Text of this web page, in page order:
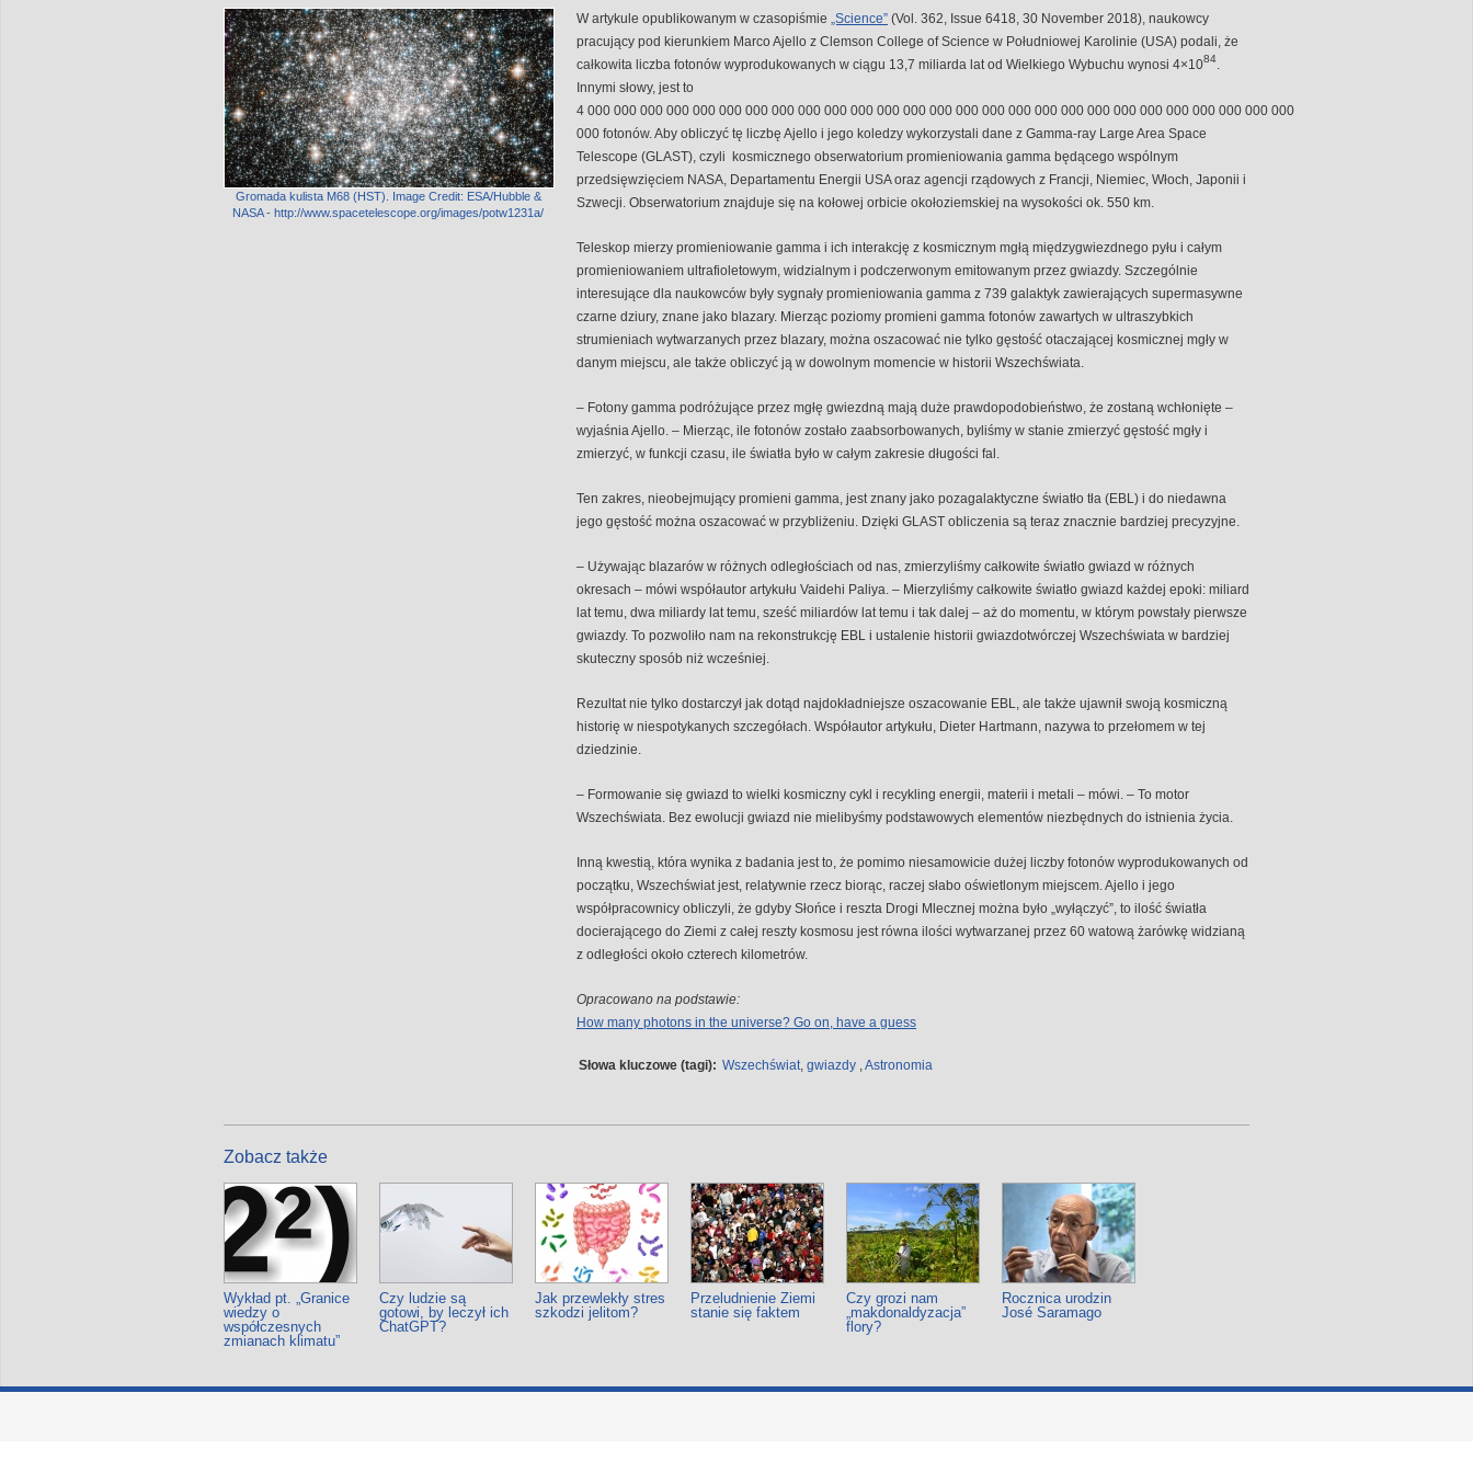
W artykule opublikowanym w czasopiśmie „Science” (Vol. 362, Issue 6418, 30 November 2018), naukowcy
pracujący pod kierunkiem Marco Ajello z Clemson College of Science w Południowej Karolinie (USA) podali, że
całkowita liczba fotonów wyprodukowanych w ciągu 13,7 miliarda lat od Wielkiego Wybuchu wynosi 4×1084
Innymi słowy, jest to
4 000 000 000 000 000 000 000 000 000 000 000 000 000 000 000 000 000 000 000 000 000 000 000 000 000 000 000
000 fotonów. Aby obliczyć tę liczbę Ajello i jego koledzy wykorzystali dane z Gamma-ray Large Area Space
Telescope (GLAST), czyli kosmicznego obserwatorium promieniowania gamma będącego wspólnym
przedsięwzięciem NASA, Departamentu Energii USA oraz agencji rządowych z Francji, Niemiec, Włoch, Japonii i
Szwecji. Obserwatorium znajduje się na kołowej orbicie okołoziemskiej na wysokości ok. 550 km.
Teleskop mierzy promieniowanie gamma i ich interakcję z kosmicznym mgłą międzygwiezdnego pyłu i całym
promieniowaniem ultrafioletowym, widzialnym i podczerwonym emitowanym przez gwiazdy. Szczególnie
interesujące dla naukowców były sygnały promieniowania gamma z 739 galaktyk zawierających supermasywne
czarne dziury, znane jako blazary. Mierząc poziomy promieni gamma fotonów zawartych w ultraszybkich
strumieniach wytwarzanych przez blazary, można oszacować nie tylko gęstość otaczającej kosmicznej mgły w
danym miejscu, ale także obliczyć ją w dowolnym momencie w historii Wszechświata.
– Fotony gamma podróżujące przez mgłę gwiezdną mają duże prawdopodobieństwo, że zostaną wchłonięte –
wyjaśnia Ajello. – Mierząc, ile fotonów zostało zaabsorbowanych, byliśmy w stanie zmierzyć gęstość mgły i
zmierzyć, w funkcji czasu, ile światła było w całym zakresie długości fal.
Ten zakres, nieobejmujący promieni gamma, jest znany jako pozagalaktyczne światło tła (EBL) i do niedawna
jego gęstość można oszacować w przybliżeniu. Dzięki GLAST obliczenia są teraz znacznie bardziej precyzyjne.
– Używając blazarów w różnych odległościach od nas, zmierzyliśmy całkowite światło gwiazd w różnych
okresach – mówi współautor artykułu Vaidehi Paliya. – Mierzyliśmy całkowite światło gwiazd każdej epoki: miliard
lat temu, dwa miliardy lat temu, sześć miliardów lat temu i tak dalej – aż do momentu, w którym powstały pierwsze
gwiazdy. To pozwoliło nam na rekonstrukcję EBL i ustalenie historii gwiazdotwórczej Wszechświata w bardziej
skuteczny sposób niż wcześniej.
Rezultat nie tylko dostarczył jak dotąd najdokładniejsze oszacowanie EBL, ale także ujawnił swoją kosmiczną
historię w niespotykanych szczegółach. Współautor artykułu, Dieter Hartmann, nazywa to przełomem w tej
dziedzinie.
– Formowanie się gwiazd to wielki kosmiczny cykl i recykling energii, materii i metali – mówi. – To motor
Wszechświata. Bez ewolucji gwiazd nie mielibyśmy podstawowych elementów niezbędnych do istnienia życia.
Inną kwestią, która wynika z badania jest to, że pomimo niesamowicie dużej liczby fotonów wyprodukowanych od
początku, Wszechświat jest, relatywnie rzecz biorąc, raczej słabo oświetlonym miejscem. Ajello i jego
współpracownicy obliczyli, że gdyby Słońce i reszta Drogi Mlecznej można było „wyłączyć”, to ilość światła
docierającego do Ziemi z całej reszty kosmosu jest równa ilości wytwarzanej przez 60 watową żarówkę widzianą
z odległości około czterech kilometrów.
Opracowano na podstawie:
How many photons in the universe? Go on, have a guess
Gromada kulista M68 (HST). Image Credit: ESA/Hubble &
NASA - http://www.spacetelescope.org/images/potw1231a/
Słowa kluczowe (tagi): Wszechświat gwiazdy Astronomia
Zobacz także
Wykład pt. „Granice
wiedzy o
współczesnych
zmianach klimatu”
Czy ludzie są
gotowi, by leczył ich
ChatGPT?
Jak przewlekły stres
szkodzi jelitom?
Przeludnienie Ziemi
stanie się faktem
Czy grozi nam
„makdonaldyzacja”
flory?
Rocznica urodzin
José Saramago